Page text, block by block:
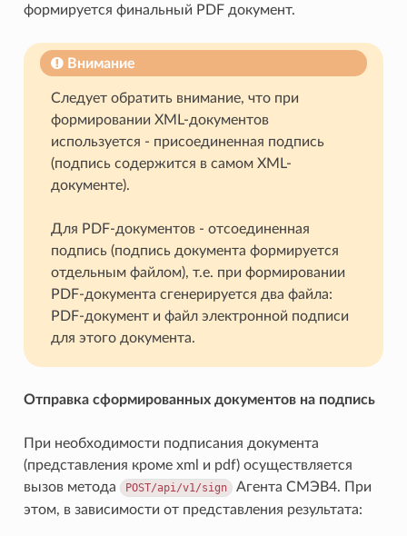
формируется финальный PDF документ.
Внимание
Следует обратить внимание, что при
формировании XML-документов
используется - присоединенная подпись
(подпись содержится в самом XML-
документе).
Для PDF-документов - отсоединенная
подпись (подпись документа формируется
отдельным файлом), т.е. при формировании
PDF-документа сгенерируется два файла:
PDF-документ и файл электронной подписи
для этого документа.
Отправка сформированных документов на подпись
При необходимости подписания документа
(представления кроме xml и pdf) осуществляется
вызов метода
POST/api/v1/sign Агента СМЭВ4. При
этом, в зависимости от представления результата: